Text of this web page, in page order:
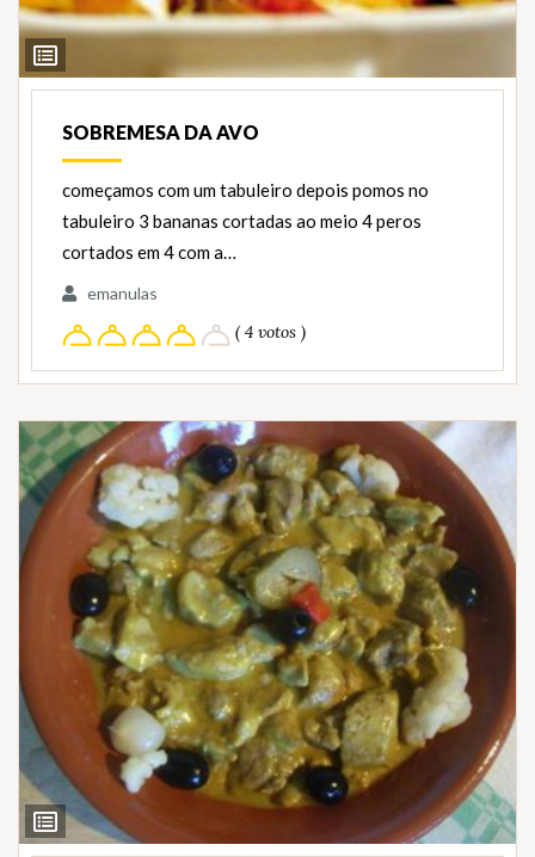
Ver
Ingredientes
SOBREMESA DA AVO
começamos com um tabuleiro depois pomos no
tabuleiro 3 bananas cortadas ao meio 4 peros
cortados em 4 com a…
emanulas
( 4 votos )
Ver
Ingredientes